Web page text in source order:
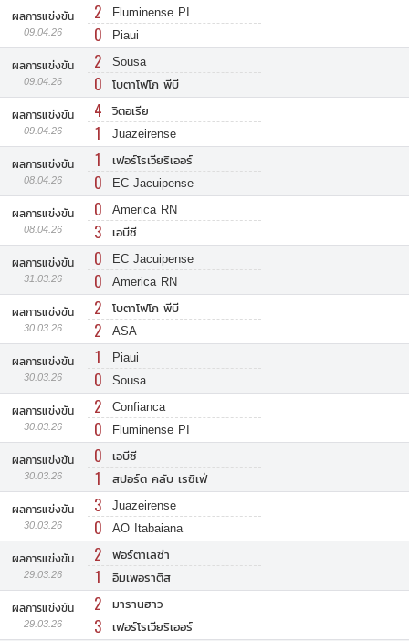
ผลการแข่งขัน
09.04.26
2 Fluminense PI
0 Piaui
ผลการแข่งขัน
09.04.26
2 Sousa
0 โบตาโฟโก พีบี
ผลการแข่งขัน
09.04.26
4 วิตอเรีย
1 Juazeirense
ผลการแข่งขัน
08.04.26
1 เฟอร์โรเวียริเออร์
0 EC Jacuipense
ผลการแข่งขัน
08.04.26
0 America RN
3 เอบีซี
ผลการแข่งขัน
31.03.26
0 EC Jacuipense
0 America RN
ผลการแข่งขัน
30.03.26
2 โบตาโฟโก พีบี
2 ASA
ผลการแข่งขัน
30.03.26
1 Piaui
0 Sousa
ผลการแข่งขัน
30.03.26
2 Confianca
0 Fluminense PI
ผลการแข่งขัน
30.03.26
0 เอบีซี
1 สปอร์ต คลับ เรซิเฟ่
ผลการแข่งขัน
30.03.26
3 Juazeirense
0 AO Itabaiana
ผลการแข่งขัน
29.03.26
2 ฟอร์ตาเลซ่า
1 อิมเพอราติส
ผลการแข่งขัน
29.03.26
2 มารานฮาว
3 เฟอร์โรเวียริเออร์